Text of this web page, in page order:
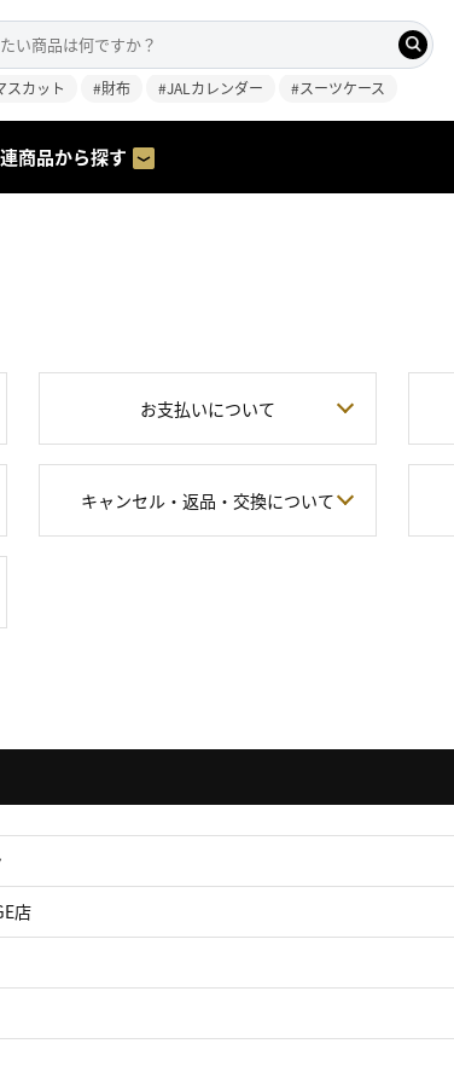
スカット #財布 #JALカレンダー #スーツケース
商品から探す
お支払いについて
キャンセル・返品・交換について
店